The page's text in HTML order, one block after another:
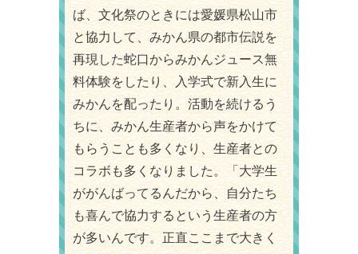
ば、文化祭のときには愛媛県松山市
と協力して、みかん県の都市伝説を
再現した蛇口からみかんジュース無
料体験をしたり、入学式で新入生に
みかんを配ったり。活動を続けるう
ちに、みかん生産者から声をかけて
もらうことも多くなり、生産者との
コラボも多くなりました。「大学生
ががんばってるんだから、自分たち
も喜んで協力するという生産者の方
が多いんです。正直ここまで大きく